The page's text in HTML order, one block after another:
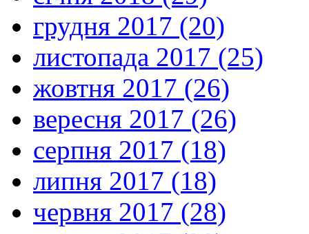
грудня 2017 (20)
листопада 2017 (25)
жовтня 2017 (26)
вересня 2017 (26)
серпня 2017 (18)
липня 2017 (18)
червня 2017 (28)